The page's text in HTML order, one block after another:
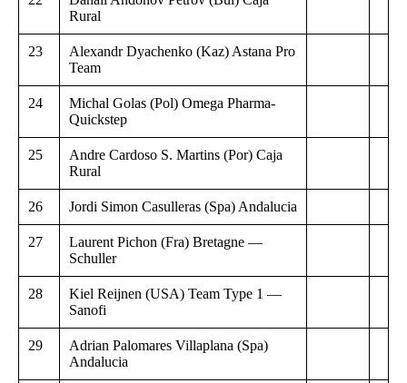
Rural
23
Alexandr Dyachenko (Kaz) Astana Pro
Team
24
Michal Golas (Pol) Omega Pharma-
Quickstep
25
Andre Cardoso S. Martins (Por) Caja
Rural
26 Jordi Simon Casulleras (Spa) Andalucia
27
Laurent Pichon (Fra) Bretagne —
Schuller
28
Kiel Reijnen (USA) Team Type 1 —
Sanofi
29
Adrian Palomares Villaplana (Spa)
Andalucia